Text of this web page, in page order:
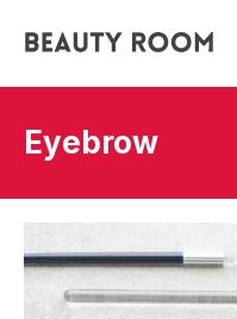
Eyebrow